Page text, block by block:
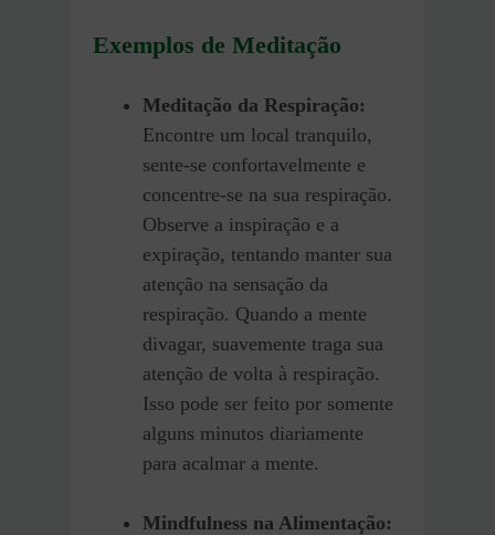
Exemplos de Meditação
Meditação da Respiração:
Encontre um local tranquilo,
sente-se confortavelmente e
concentre-se na sua respiração.
Observe a inspiração e a
expiração, tentando manter sua
atenção na sensação da
respiração. Quando a mente
divagar, suavemente traga sua
atenção de volta à respiração.
Isso pode ser feito por somente
alguns minutos diariamente
para acalmar a mente.
Mindfulness na Alimentação: